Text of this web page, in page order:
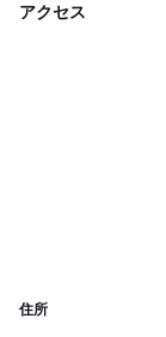
アクセス
住所